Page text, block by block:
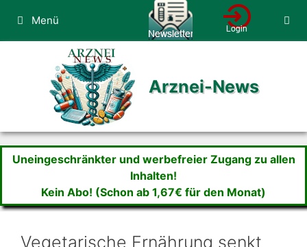
Inhalt
springen
Menü
Arznei-News
Uneingeschränkter und werbefreier Zugang zu allen
Inhalten!
Kein Abo! (Schon ab 1,67€ für den Monat)
Vegetarische Ernährung senkt